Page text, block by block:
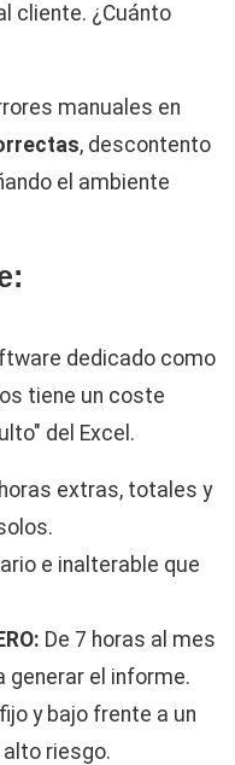
cliente. ¿Cuánto
manuales en
, descontento
el ambiente
dedicado como
tiene un coste
del Excel.
extras, totales y
e inalterable que
De 7 horas al mes
generar el informe.
y bajo frente a un
riesgo.